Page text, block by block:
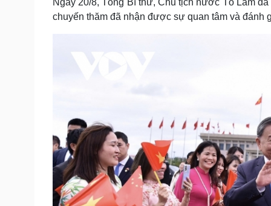
Nhi khoa
Nam khoa
Ăn sạch sống khỏe
y
e
d
e
d
Ngày 20/8, Tổng Bí thư, Chủ tịch nước Tô Lâm
chuyến thăm đã nhận được sự quan tâm và đánh